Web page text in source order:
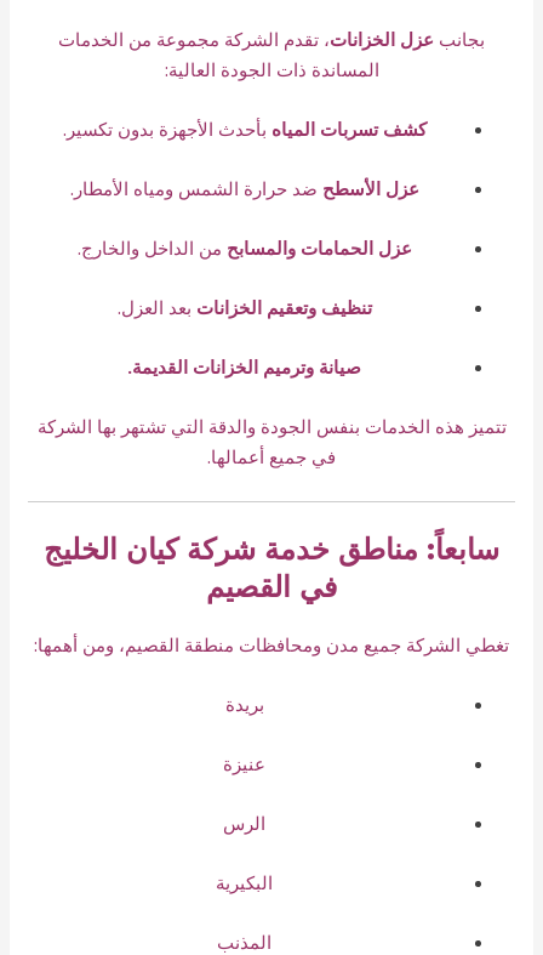
بجانب عزل الخزانات، تقدم الشركة مجموعة من الخدمات
المساندة ذات الجودة العالية:
كشف تسربات المياه بأحدث الأجهزة بدون تكسير.
عزل الأسطح ضد حرارة الشمس ومياه الأمطار.
عزل الحمامات والمسابح من الداخل والخارج.
تنظيف وتعقيم الخزانات بعد العزل.
صيانة وترميم الخزانات القديمة.
تتميز هذه الخدمات بنفس الجودة والدقة التي تشتهر بها الشركة
في جميع أعمالها.
سابعاً: مناطق خدمة شركة كيان الخليج
في القصيم
تغطي الشركة جميع مدن ومحافظات منطقة القصيم، ومن أهمها:
بريدة
عنيزة
الرس
البكيرية
المذنب